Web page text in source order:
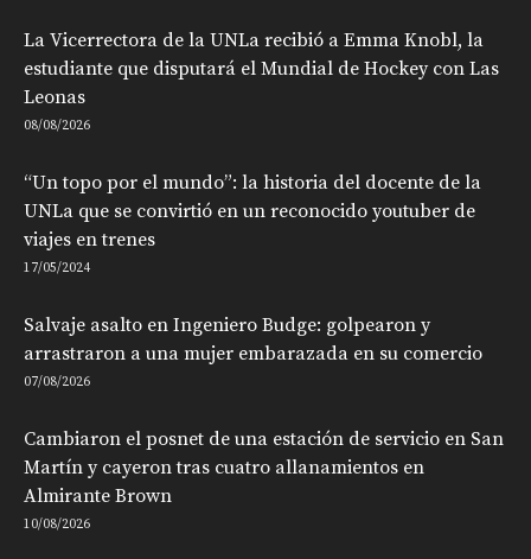
La Vicerrectora de la UNLa recibió a Emma Knobl, la
estudiante que disputará el Mundial de Hockey con Las
Leonas
08/08/2026
“Un topo por el mundo”: la historia del docente de la
UNLa que se convirtió en un reconocido youtuber de
viajes en trenes
17/05/2024
Salvaje asalto en Ingeniero Budge: golpearon y
arrastraron a una mujer embarazada en su comercio
07/08/2026
Cambiaron el posnet de una estación de servicio en San
Martín y cayeron tras cuatro allanamientos en
Almirante Brown
10/08/2026